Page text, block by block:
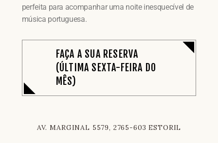
perfeita para acompanhar uma noite inesquecível de
música portuguesa.
FAÇA A SUA RESERVA
(ÚLTIMA SEXTA-FEIRA DO
MÊS)
AV. MARGINAL 5579, 2765-603 ESTORIL